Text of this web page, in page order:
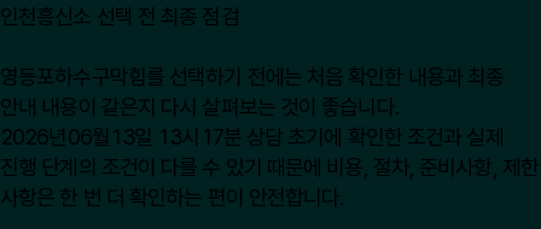
인천흥신소 선택 전 최종 점검
영등포하수구막힘를 선택하기 전에는 처음 확인한 내용과 최종
안내 내용이 같은지 다시 살펴보는 것이 좋습니다.
2026년06월13일 13시17분 상담 초기에 확인한 조건과 실제
진행 단계의 조건이 다를 수 있기 때문에 비용, 절차, 준비사항, 제한
사항은 한 번 더 확인하는 편이 안전합니다.